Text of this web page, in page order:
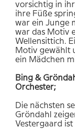
vorsichtig in
ihre Füße
war ein Junge
war das Motiv
Wellensittich.
Motiv gewählt
ein Mädchen
Bing &
Orchester;
Die nächsten
Gröndahl
Vestergaard